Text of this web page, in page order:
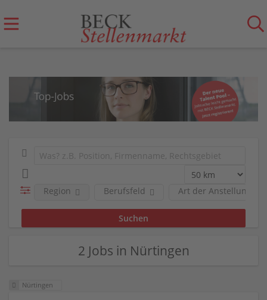
Berufsfeld
Region Art der Anstellung
2 Jobs in Nürtingen
Nürtingen